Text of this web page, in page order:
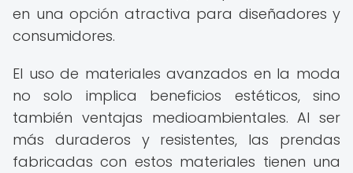
en una opción atractiva para diseñadores y
consumidores.
El uso de materiales avanzados en la moda
no solo implica beneficios estéticos, sino
también ventajas medioambientales. Al ser
más duraderos y resistentes, las prendas
fabricadas con estos materiales tienen una